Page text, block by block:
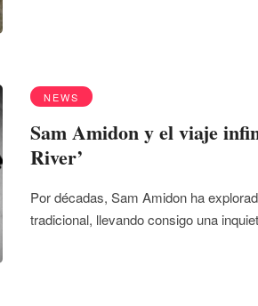
NEWS
Sam Amidon y el viaje
River’
Por décadas, Sam Amidon ha
tradicional, llevando consigo una